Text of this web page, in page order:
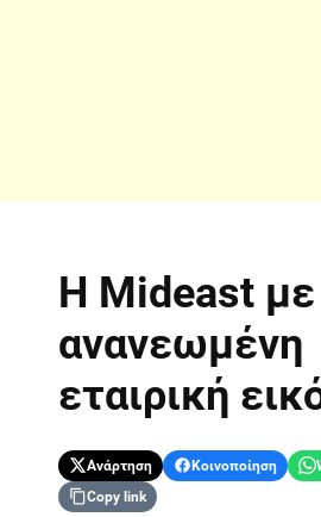
Η Mideast με
ανανεωμένη
εταιρική
Ανάρτηση Κοινοποίηση
Copy link